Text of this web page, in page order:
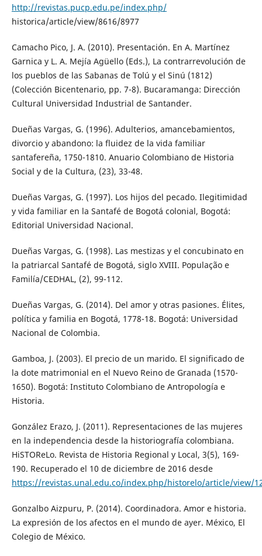
http://revistas.pucp.edu.pe/index.php/
historica/article/view/8616/8977
Camacho Pico, J. A. (2010). Presentación. En A. Martínez
Garnica y L. A. Mejía Agüello (Eds.), La contrarrevolución de
los pueblos de las Sabanas de Tolú y el Sinú (1812)
(Colección Bicentenario, pp. 7-8). Bucaramanga: Dirección
Cultural Universidad Industrial de Santander.
Dueñas Vargas, G. (1996). Adulterios, amancebamientos,
divorcio y abandono: la fluidez de la vida familiar
santafereña, 1750-1810. Anuario Colombiano de Historia
Social y de la Cultura, (23), 33-48.
Dueñas Vargas, G. (1997). Los hijos del pecado. Ilegitimidad
y vida familiar en la Santafé de Bogotá colonial, Bogotá:
Editorial Universidad Nacional.
Dueñas Vargas, G. (1998). Las mestizas y el concubinato en
la patriarcal Santafé de Bogotá, siglo XVIII. População e
Familía/CEDHAL, (2), 99-112.
Dueñas Vargas, G. (2014). Del amor y otras pasiones. Élites,
política y familia en Bogotá, 1778-18. Bogotá: Universidad
Nacional de Colombia.
Gamboa, J. (2003). El precio de un marido. El significado de
la dote matrimonial en el Nuevo Reino de Granada (1570-
1650). Bogotá: Instituto Colombiano de Antropología e
Historia.
González Erazo, J. (2011). Representaciones de las mujeres
en la independencia desde la historiografía colombiana.
HiSTOReLo. Revista de Historia Regional y Local, 3(5), 169-
190. Recuperado el 10 de diciembre de 2016 desde
https://revistas.unal.edu.co/index.php/historelo/article/view/
Gonzalbo Aizpuru, P. (2014). Coordinadora. Amor e historia.
La expresión de los afectos en el mundo de ayer. México, El
Colegio de México.